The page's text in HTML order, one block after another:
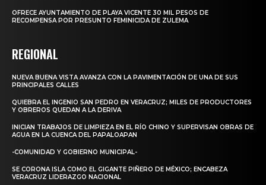
OFRECE AYUNTAMIENTO DE PLAYA VICENTE 30 MIL PESOS DE
RECOMPENSA POR PRESUNTO FEMINICIDA DE ZULEMA
REGIONAL
NUEVA BUENA VISTA AVANZA CON LA PAVIMENTACIÓN DE UNA DE SUS
PRINCIPALES CALLES
QUIEBRA EL INGENIO SAN PEDRO EN VERACRUZ; MILES DE PRODUCTORES
Y OBREROS QUEDAN A LA DERIVA
INICIAN TRABAJOS DE LIMPIEZA EN EL RÍO CHINO Y SUPERVISAN OBRAS DE
AGUA EN LA CUENCA DEL PAPALOAPAN
-COMUNIDAD Y GOBIERNO MUNICIPAL-
SE CORONA ISLA COMO EL GIGANTE PIÑERO DE MÉXICO; ENCABEZA
VERACRUZ LIDERAZGO NACIONAL